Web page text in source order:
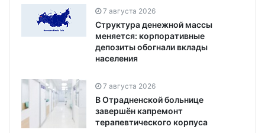
7 августа 2026
Структура денежной массы
меняется: корпоративные
депозиты обогнали вклады
населения
7 августа 2026
В Отрадненской больнице
завершён капремонт
терапевтического корпуса